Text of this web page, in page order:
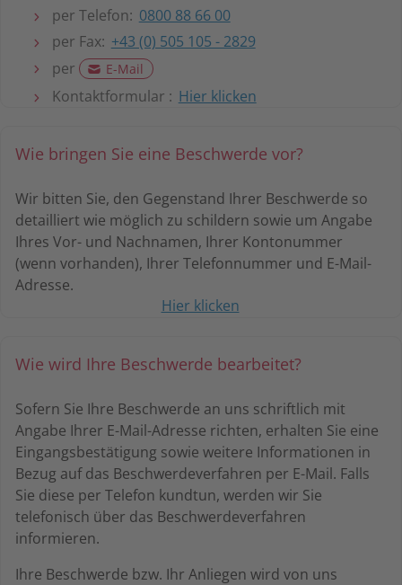
per Telefon: 0800 88 66 00
per Fax: +43 (0) 505 105 - 2829
per
E-Mail
Kontaktformular : Hier klicken
Wie bringen Sie eine Beschwerde vor?
Wir bitten Sie, den Gegenstand Ihrer Beschwerde so
detailliert wie möglich zu schildern sowie um Angabe
Ihres Vor- und Nachnamen, Ihrer Kontonummer
(wenn vorhanden), Ihrer Telefonnummer und E-Mail-
Adresse.
Hier klicken
Wie wird Ihre Beschwerde bearbeitet?
Sofern Sie Ihre Beschwerde an uns schriftlich mit
Angabe Ihrer E-Mail-Adresse richten, erhalten Sie eine
Eingangsbestätigung sowie weitere Informationen in
Bezug auf das Beschwerdeverfahren per E-Mail. Falls
Sie diese per Telefon kundtun, werden wir Sie
telefonisch über das Beschwerdeverfahren
informieren.
Ihre Beschwerde bzw. Ihr Anliegen wird von uns